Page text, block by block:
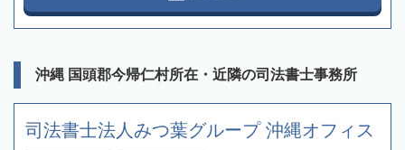
沖縄 国頭郡今帰仁村所在・近隣の司法書士事務所
司法書士法人みつ葉グループ 沖縄オフィス